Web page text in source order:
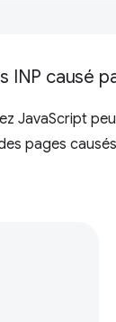
INP causé
JavaScript
pages